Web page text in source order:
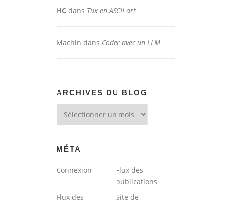
HC dans Tux en ASCII art
Machin dans Coder avec un LLM
ARCHIVES DU BLOG
du
MÉTA
Connexion
Flux des
publications
Flux des
Site de